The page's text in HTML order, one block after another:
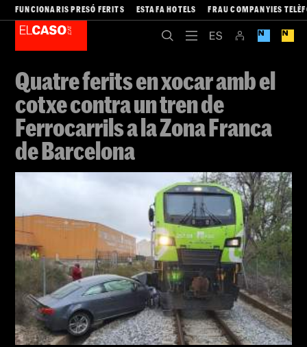
FUNCIONARIS PRESÓ FERITS ESTAFA HOTELS FRAU COMPANYIES
Quatre ferits en xocar amb el
cotxe contra un tren de
Ferrocarrils a la Zona Franca
de Barcelona